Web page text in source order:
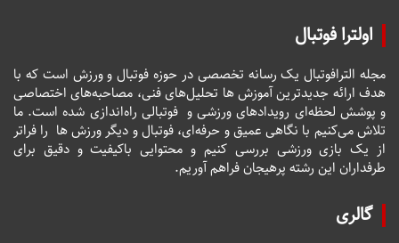
اولترا فوتبال
مجله الترافوتبال یک رسانه تخصصی در حوزه فوتبال و ورزش است که با
هدف ارائه جدیدترین آموزش ها تحلیل‌های فنی، مصاحبه‌های اختصاصی
و پوشش لحظه‌ای رویدادهای ورزشی و فوتبالی راه‌اندازی شده است. ما
تلاش می‌کنیم با نگاهی عمیق و حرفه‌ای، فوتبال و دیگر ورزش ها را فراتر
از یک بازی ورزشی بررسی کنیم و محتوایی باکیفیت و دقیق برای
طرفداران این رشته پرهیجان فراهم آوریم.
گالری